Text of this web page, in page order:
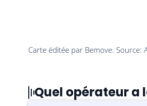
Quel opérateur a